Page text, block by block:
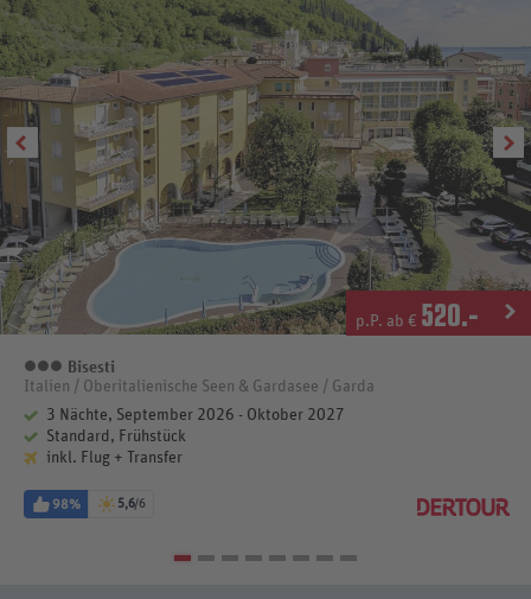
p.P. ab € 520.-
3 Sterne
Bisesti
Italien / Oberitalienische Seen & Gardasee / Garda
3 Nächte, September 2026 - Oktober 2027
Standard, Frühstück
inkl. Flug + Transfer
98% 5,6/6